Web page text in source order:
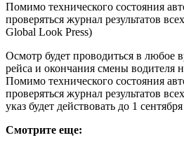
Помимо технического состояния
проверяться журнал результатов
Global Look Press)
Осмотр будет проводиться в любое
рейса и окончания смены водителя
Помимо технического состояния
проверяться журнал результатов
указ будет действовать до 1
Смотрите еще: